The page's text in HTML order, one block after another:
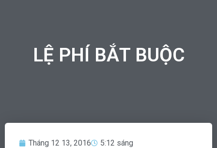
LỆ PHÍ BẮT BUỘC
Tháng 12 13, 2016 5:12 sáng